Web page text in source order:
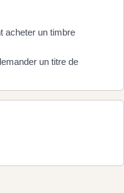
acheter un timbre
un titre de